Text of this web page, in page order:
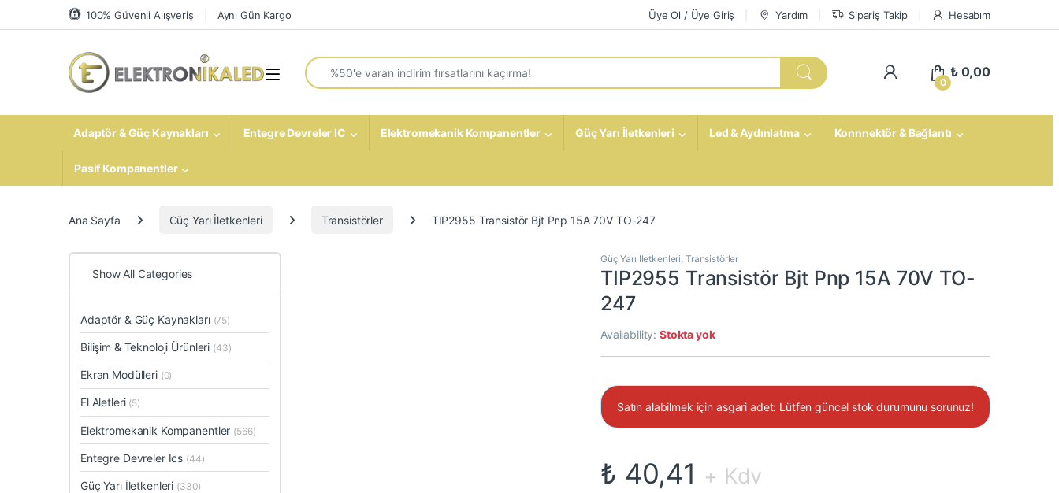
Skip to navigation
Skip to content 100% Güvenli Alışveriş Aynı Gün Kargo Üye Ol / Üye Giriş Yardım Sipariş Takip Hesabım
Open
Search for:
My Account
0
₺0,00
Adaptör & Güç Kaynakları Entegre Devreler IC Elektromekanik Kompanentler Güç Yarı İletkenleri Led & Aydınlatma Konnnektör & Bağlantı
Pasif Kompanentler
Ana Sayfa Güç Yarı İletkenleri Transistörler TIP2955 Transistör Bjt Pnp 15A 70V TO-247
Güç Yarı İletkenleri, Transistörler
TIP2955 Transistör Bjt Pnp 15A 70V TO-
247
Availability:Stokta yok
Satın alabilmek için asgari adet: Lütfen güncel stok durumunu sorunuz!
₺ 40,41 + Kdv
Show All Categories
Adaptör & Güç Kaynakları (75)
Bilişim & Teknoloji Ürünleri (43)
Ekran Modülleri (0)
El Aletleri (5)
Elektromekanik Kompanentler (566)
Entegre Devreler Ics (44)
Güç Yarı İletkenleri (330)